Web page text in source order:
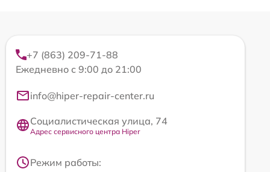
+7 (863) 209-71-88
Ежедневно с 9:00 до 21:00
info@hiper-repair-center.ru
Социалистическая улица, 74
Адрес сервисного центра Hiper
Режим работы: